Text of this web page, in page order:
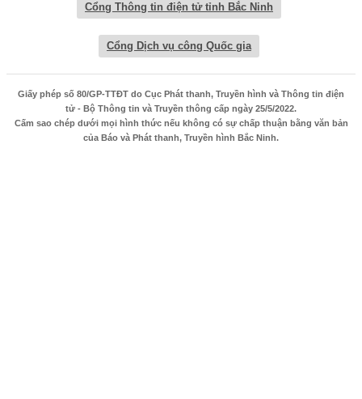
Cổng Thông tin điện tử tỉnh Bắc Ninh
Cổng Dịch vụ công Quốc gia
Giấy phép số 80/GP-TTĐT do Cục Phát thanh, Truyền hình và Thông tin điện
tử - Bộ Thông tin và Truyền thông cấp ngày 25/5/2022.
Cấm sao chép dưới mọi hình thức nếu không có sự chấp thuận bằng văn bản
của Báo và Phát thanh, Truyền hình Bắc Ninh.